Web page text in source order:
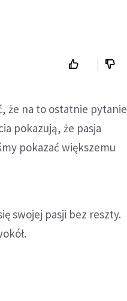
że na to ostatnie pytanie
pokazują, że pasja
pokazać większemu
swojej pasji bez reszty.